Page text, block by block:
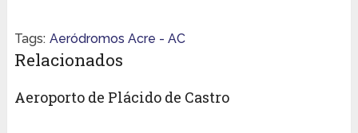
Tags: Aeródromos Acre - AC
Relacionados
Aeroporto de Plácido de Castro